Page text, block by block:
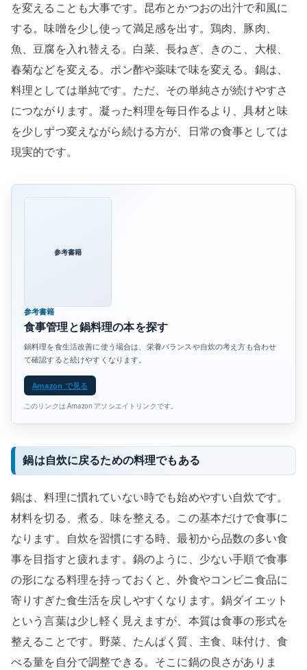
を変えることも大事です。昆布とかつおの出汁で和風に
する。味噌を少し使って満足感を出す。鶏肉、豚肉、
魚、豆腐を入れ替える。白菜、長ねぎ、きのこ、大根、
春菊などを変える。ポン酢や薬味で味を変える。鍋は、
料理としては単純です。ただ、その単純さが続けやすさ
につながります。凝った料理を毎日作るより、具材と味
を少しずつ変えながら続ける方が、日常の食事としては
現実的です。
参考書籍
参考書籍
食事管理と鍋料理の本を探す
鍋料理を食生活改善に使う場合は、栄養バランスや自炊の考え方も合わせ
て確認すると続けやすくなります。
Amazon で見る
このリンクは Amazon アソシエイトリンクです。
鍋は自炊に戻るための料理でもある
鍋は、料理に慣れていない時でも始めやすい自炊です。
材料を切る、煮る、味を整える。この基本だけで食事に
なります。自炊を習慣にする時、最初から品数の多い食
事を目指すと疲れます。鍋のように、少ない手順で食事
の形になる料理を持っておくと、外食やコンビニ食品に
寄りすぎた食生活を戻しやすくなります。鍋ダイエット
という言葉は少し軽く見えますが、本質は食事の形式を
整えることです。野菜、たんぱく質、主食、味付け、食
べる量を自分で調整できる。そこに鍋の良さがありま